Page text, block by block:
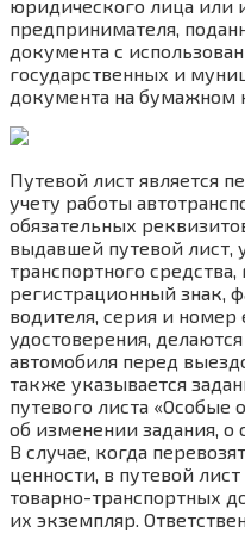
юридического лица или
предпринимателя,
документа с
государственных и
документа на бумажном
Путевой лист является
учету работы
обязательных
выдавшей путевой лист,
транспортного
регистрационный знак,
водителя, серия и номер
удостоверения,
автомобиля перед
также указывается
путевого листа «Особые
об изменении задания,
В случае, когда
ценности, в путевой
товарно-транспортных
их экземпляр.